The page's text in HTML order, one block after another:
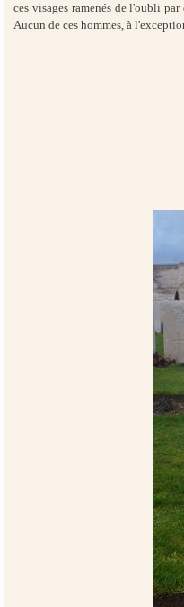
ces visages ramenés de l'oubli
Aucun de ces hommes, à